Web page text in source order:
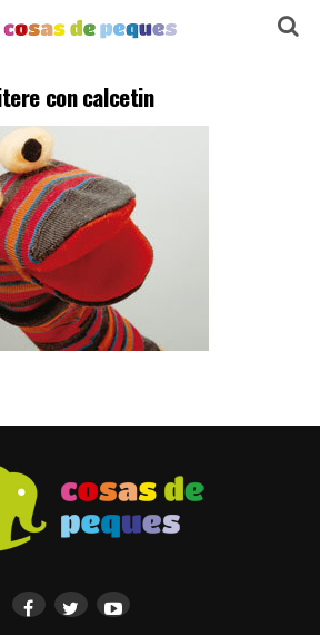
con calcetin